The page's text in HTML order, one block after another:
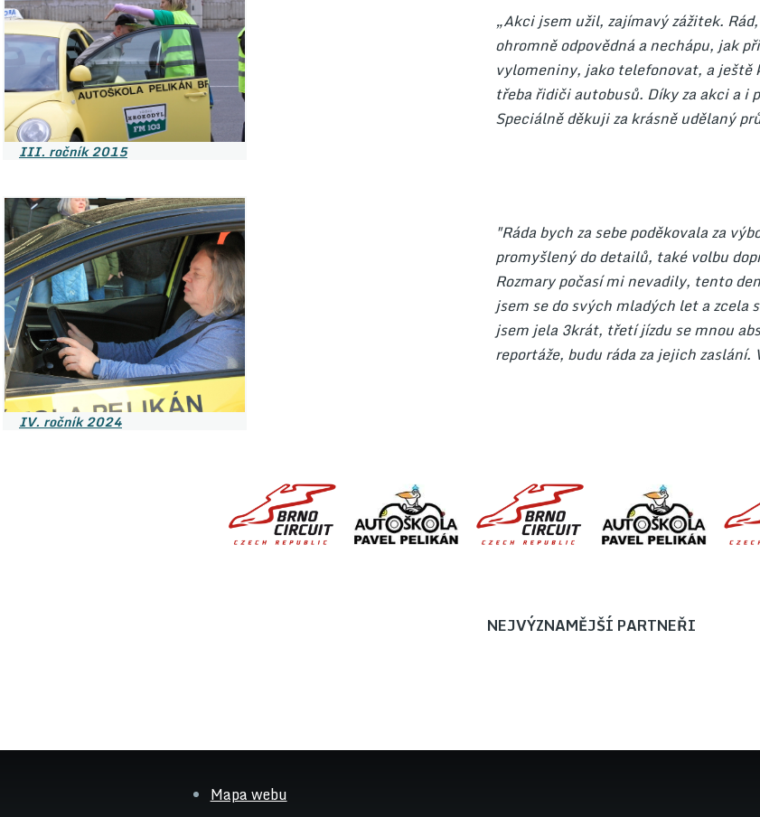
III. ročník 2015
„Akci jsem užil, zajímavý zážitek.
ohromně odpovědná a nechápu, jak
vylomeniny, jako telefonovat, a ještě
třeba řidiči autobusů. Díky za akci a i
Speciálně děkuji za krásně udělaný
IV. ročník 2024
"Ráda bych za sebe poděkovala za
promyšlený do detailů, také volbu
Rozmary počasí mi nevadily, tento
jsem se do svých mladých let a zcela
jsem jela 3krát, třetí jízdu se mnou
reportáže, budu ráda za jejich
NEJVÝZNAMĚJŠÍ PARTNEŘI
Mapa webu